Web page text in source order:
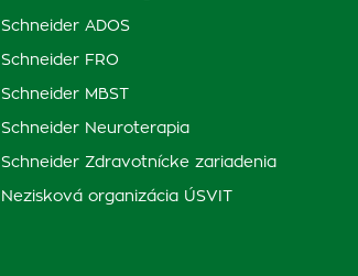
Schneider ADOS
Schneider FRO
Schneider MBST
Schneider Neuroterapia
Schneider Zdravotnícke zariadenia
Nezisková organizácia ÚSVIT